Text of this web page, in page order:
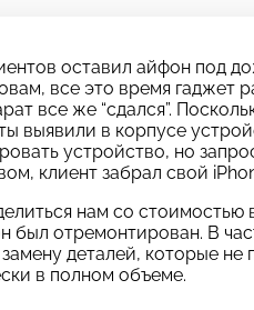
оставил айфон под
все это время гаджет
все же “сдался”.
выявили в корпусе
устройство, но
клиент забрал свой
нам со
был отремонтирован. В
деталей, которые
в полном объеме.
Задать
*бесплатно